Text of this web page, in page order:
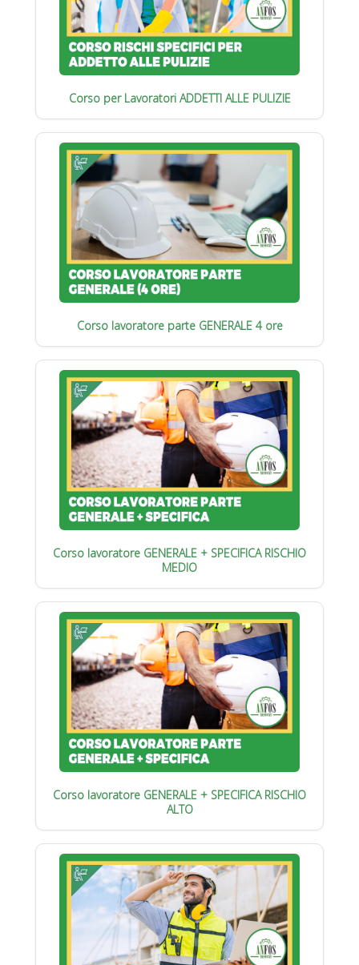
Corso per Lavoratori ADDETTI ALLE PULIZIE
Corso lavoratore parte GENERALE 4 ore
Corso lavoratore GENERALE + SPECIFICA RISCHIO
MEDIO
Corso lavoratore GENERALE + SPECIFICA RISCHIO
ALTO